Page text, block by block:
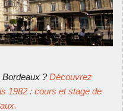
Bordeaux ?Découvrez
1982 : cours et stage de